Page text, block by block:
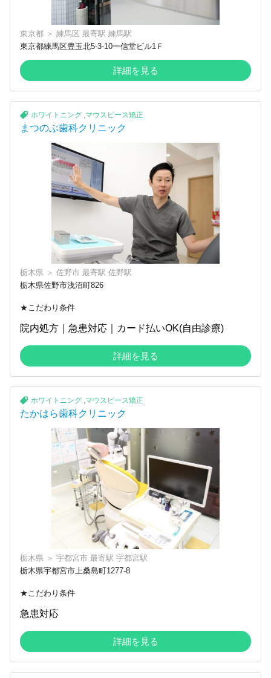
東京都 ＞ 練馬区 最寄駅 練馬駅
東京都練馬区豊玉北5-3-10一信堂ビル1Ｆ
詳細を見る
ホワイトニング ,マウスピース矯正
まつのぶ歯科クリニック
栃木県 ＞ 佐野市 最寄駅 佐野駅
栃木県佐野市浅沼町826
★こだわり条件
院内処方｜急患対応｜カード払いOK(自由診療)
詳細を見る
ホワイトニング ,マウスピース矯正
たかはら歯科クリニック
栃木県 ＞ 宇都宮市 最寄駅 宇都宮駅
栃木県宇都宮市上桑島町1277-8
★こだわり条件
急患対応
詳細を見る